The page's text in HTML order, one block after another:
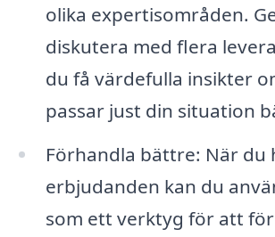
olika expertisområden.
diskutera med flera
du få värdefulla insikter
passar just din situation
Förhandla bättre: När du
erbjudanden kan du
som ett verktyg för att